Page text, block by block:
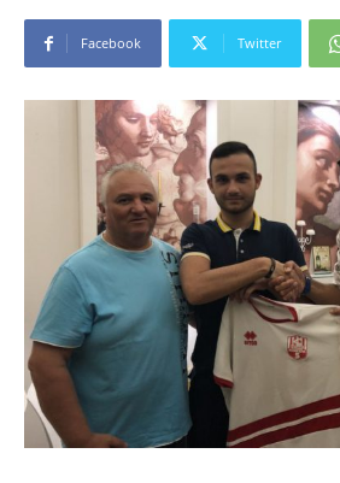
Facebook Twitter